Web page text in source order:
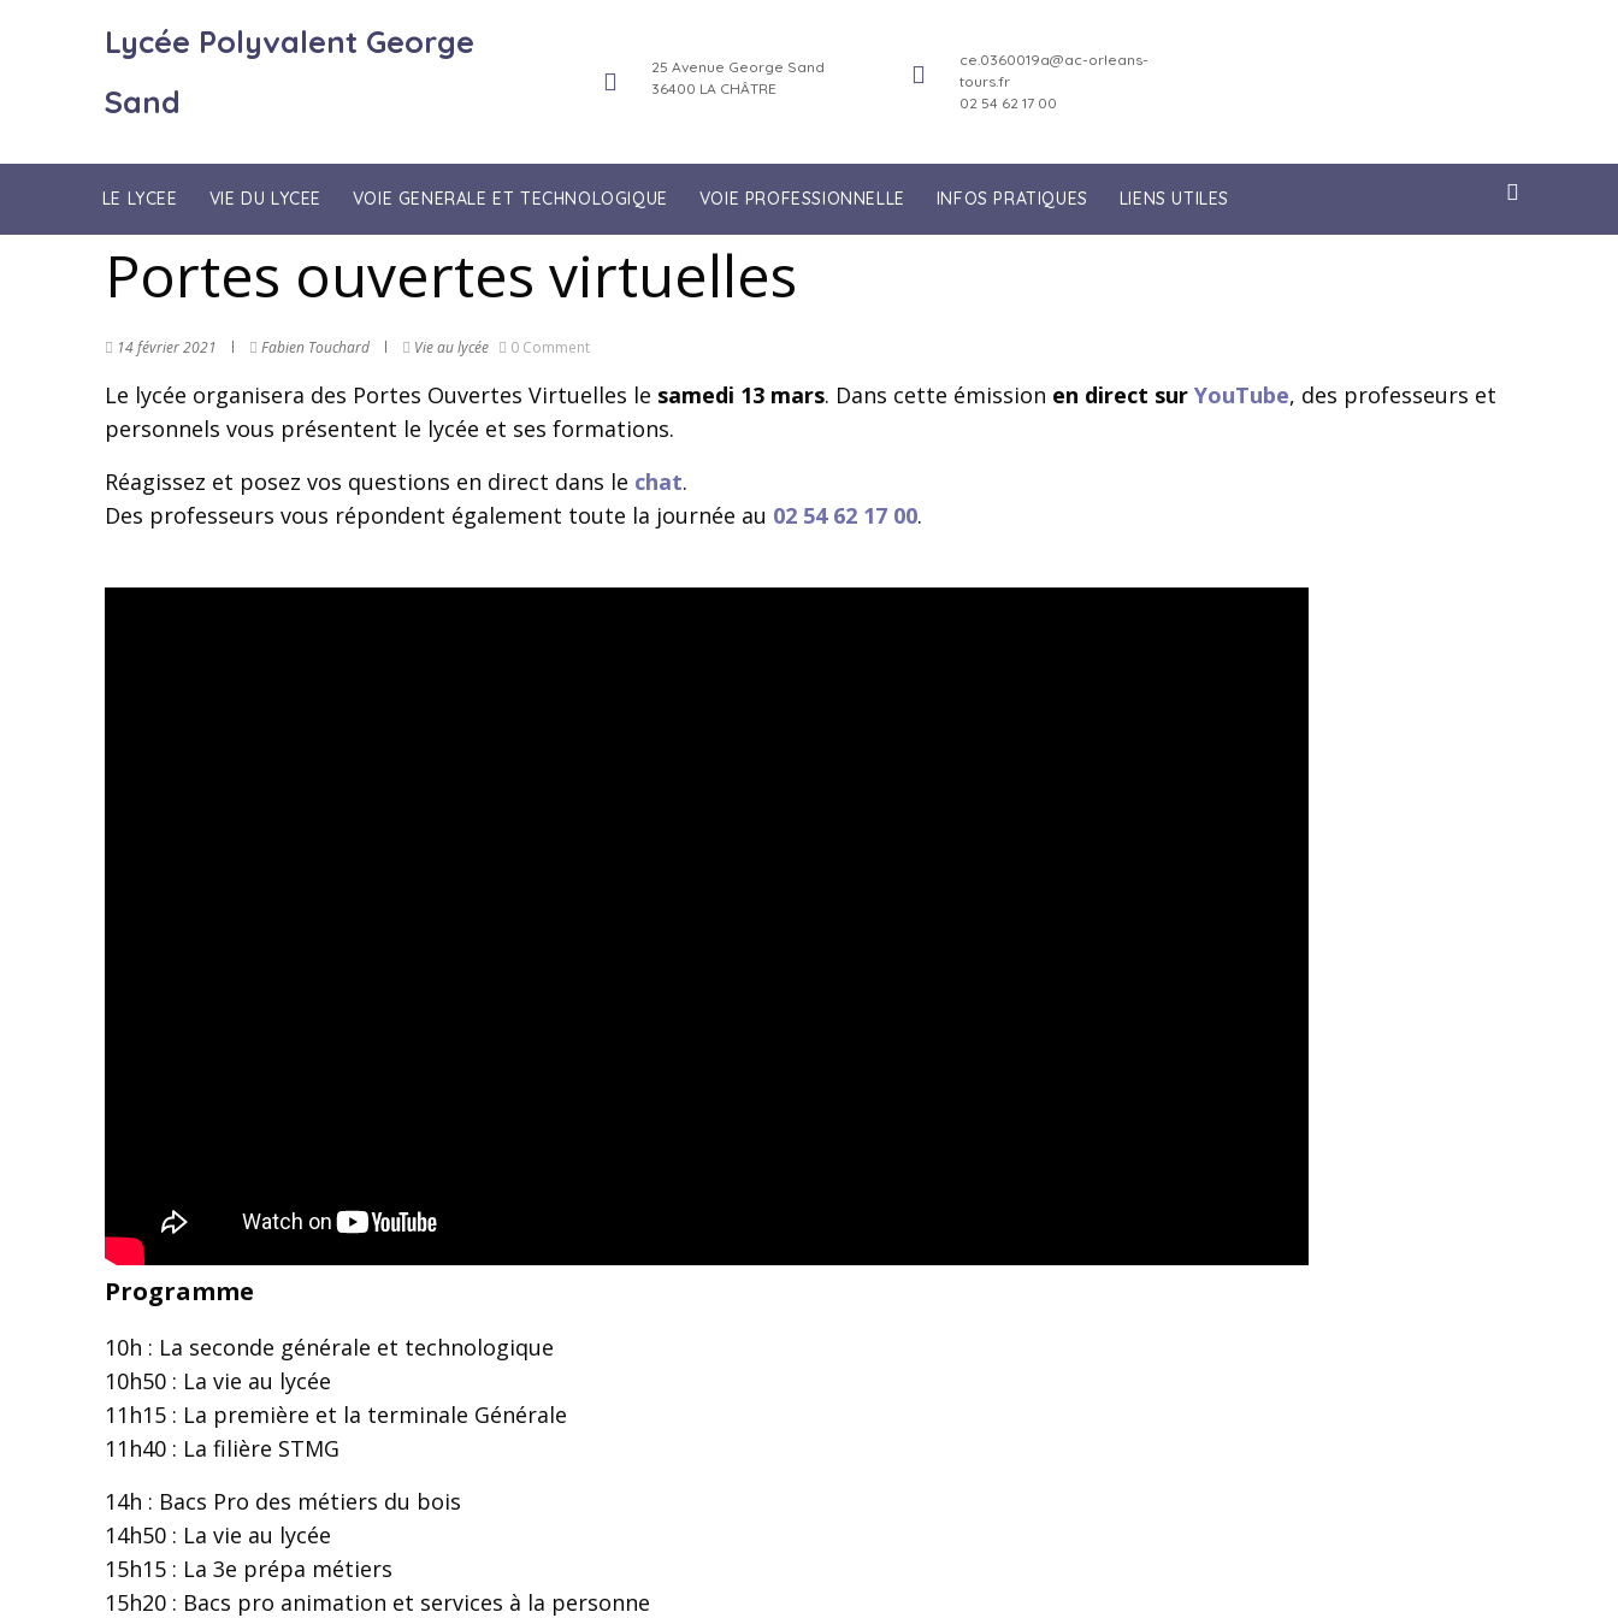
Lycée Polyvalent George
Sand
25 Avenue George Sand
36400 LA CHÂTRE
ce.0360019a@ac-orleans-
tours.fr
02 54 62 17 00
LE LYCEE VIE DU LYCEE VOIE GENERALE ET TECHNOLOGIQUE VOIE PROFESSIONNELLE INFOS PRATIQUES LIENS UTILES
Portes ouvertes virtuelles
14 février 2021 Fabien Touchard Vie au lycée 0 Comment
Le lycée organisera des Portes Ouvertes Virtuelles le samedi 13 mars. Dans cette émission en direct sur YouTube, des professeurs et
personnels vous présentent le lycée et ses formations.
Réagissez et posez vos questions en direct dans le chat.
Des professeurs vous répondent également toute la journée au 02 54 62 17 00.
Programme
10h : La seconde générale et technologique
10h50 : La vie au lycée
11h15 : La première et la terminale Générale
11h40 : La filière STMG
14h : Bacs Pro des métiers du bois
14h50 : La vie au lycée
15h15 : La 3e prépa métiers
15h20 : Bacs pro animation et services à la personne